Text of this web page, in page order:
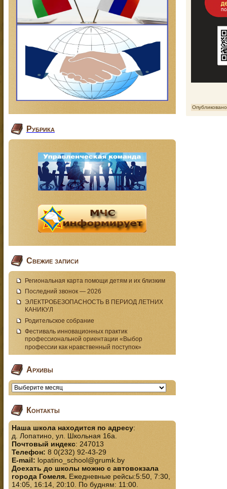
Рубрика
Свежие записи
Региональная карта помощи детям и их близким
Последний звонок — 2026
ЭЛЕКТРОБЕЗОПАСНОСТЬ В ПЕРИОД ЛЕТНИХ
КАНИКУЛ
Родительское собрание
Фестиваль инновационных практик
профессиональной ориентации «Выбор
профессии как нравственный поступок»
Архивы
Контакты
Наша школа находится по адресу:
д. Лопатино, ул. Школьная 16а.
Почтовый индекс: 247013
Телефон:8 0(232) 92-43-29
E-mail:lopatino_school@grumk.by
Доехать до школы можно с автовокзала
города Гомеля. Ежедневные рейсы:5:50, 7:30,
14:05, 16:14, 20:10. По будням: 11:00.